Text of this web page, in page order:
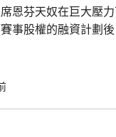
恩芬天奴在巨大壓
事股權的融資計劃後
會後發聲明，重申全